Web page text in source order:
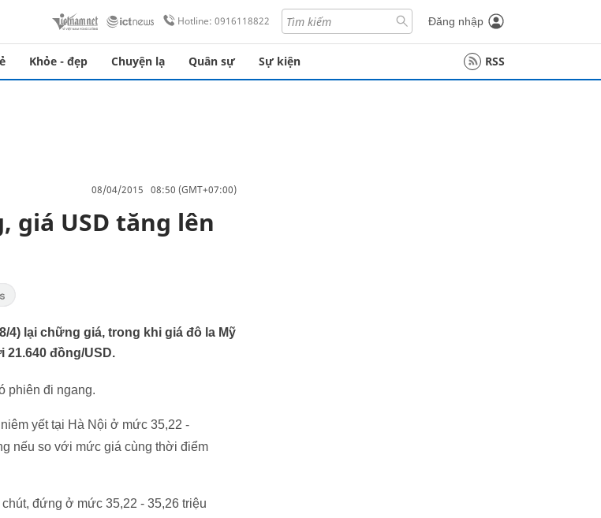
Hotline: 0916118822 Đăng nhập
Khỏe - đẹp Chuyện lạ Quân sự Sự kiện RSS
08/04/2015 08:50 (GMT+07:00)
giá USD tăng lên
4) lại chững giá, trong khi giá đô la Mỹ
21.640 đồng/USD.
phiên đi ngang.
yết tại Hà Nội ở mức 35,22 -
nếu so với mức giá cùng thời điểm
đứng ở mức 35,22 - 35,26 triệu